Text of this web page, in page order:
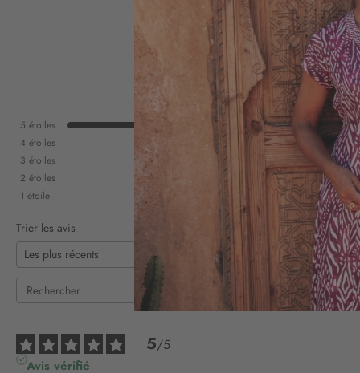
5 étoiles
4 étoiles
3 étoiles
2 étoiles
1 étoile
Trier les avis
5/5
Avis vérifié